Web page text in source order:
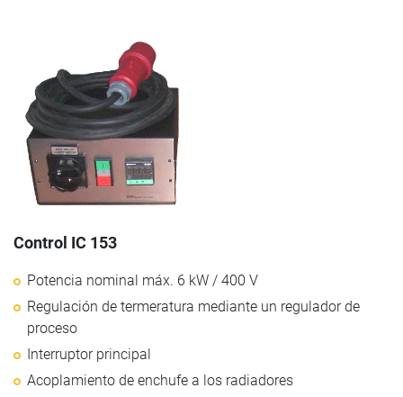
Control IC 153
Potencia nominal máx. 6 kW / 400 V
Regulación de termeratura mediante un regulador de
proceso
Interruptor principal
Acoplamiento de enchufe a los radiadores